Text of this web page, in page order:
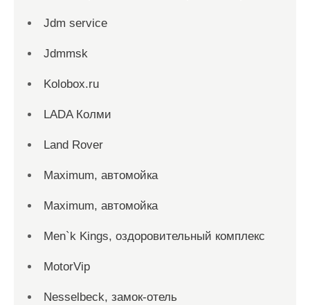
Jdm service
Jdmmsk
Kolobox.ru
LADA Колми
Land Rover
Maximum, автомойка
Maximum, автомойка
Men`k Kings, оздоровительный комплекс
MotorVip
Nesselbeck, замок-отель